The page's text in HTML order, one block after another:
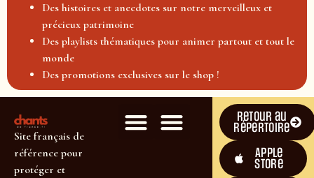
Des histoires et anecdotes sur notre merveilleux et
précieux patrimoine
Des playlists thématiques pour animer partout et tout le
monde
Des promotions exclusives sur le shop !
Site français de
référence pour
protéger et
Retour au
répertoire
Apple
Store